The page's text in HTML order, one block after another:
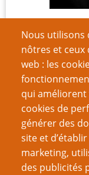
Nous utilisons
nôtres et ceux
web : les
qui améliorent
cookies de
générer des
site et
marketing,
des publicités
australien. Il
thèse de
remplit de
du JdR. Il a
le jeu de rôle,
contribuant à
autres pour
derniers
Paranoïaest le